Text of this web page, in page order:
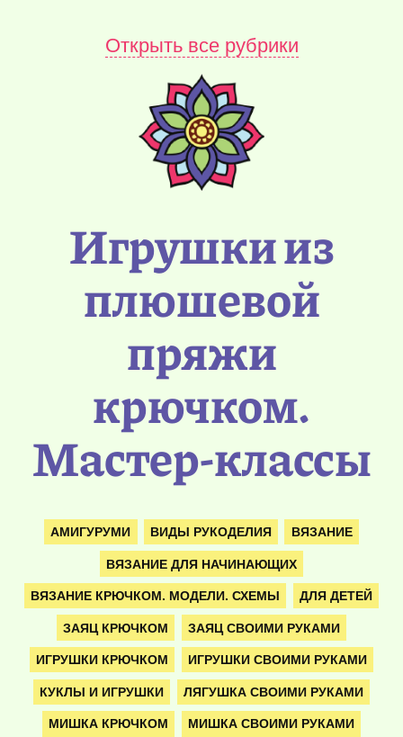
Открыть все рубрики
Игрушки из
плюшевой
пряжи
крючком.
Мастер-классы
АМИГУРУМИ ВИДЫ РУКОДЕЛИЯ ВЯЗАНИЕ
ВЯЗАНИЕ ДЛЯ НАЧИНАЮЩИХ
ВЯЗАНИЕ КРЮЧКОМ. МОДЕЛИ. СХЕМЫ ДЛЯ ДЕТЕЙ
ЗАЯЦ КРЮЧКОМ ЗАЯЦ СВОИМИ РУКАМИ
ИГРУШКИ КРЮЧКОМ ИГРУШКИ СВОИМИ РУКАМИ
КУКЛЫ И ИГРУШКИ ЛЯГУШКА СВОИМИ РУКАМИ
МИШКА КРЮЧКОМ МИШКА СВОИМИ РУКАМИ